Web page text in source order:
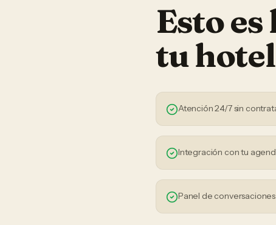
Esto
tuhotel
Atención 24/7 sin
Integración con tu
Panel de